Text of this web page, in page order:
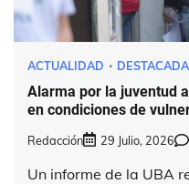
ACTUALIDAD
Alarma por la juventud
en condiciones de
Redacción 29 Julio, 2026
Un informe de la UBA